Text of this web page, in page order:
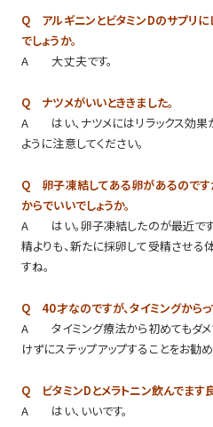
Q アルギニンとビタミンDのサプリ
でしょうか。
A 大丈夫です。
Q ナツメがいいとききました。
A はい、ナツメにはリラックス効果
ように注意してください。
Q 卵子凍結してある卵があるのです
からでいいでしょうか。
A はい。卵子凍結したのが最近です
精よりも、新たに採卵して受精させ
すね。
Q 40才なのですが、タイミングからっ
A タイミング療法から初めてもダメ
けずにステップアップすることをお勧め
Q ビタミンDとメラトニン飲んでます
A はい、いいです。